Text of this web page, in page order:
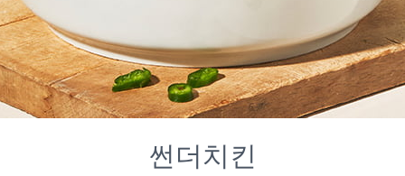
썬더치킨